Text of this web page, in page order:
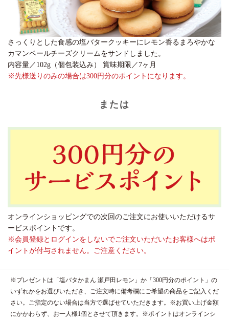
さっくりとした食感の塩バタークッキーにレモン香るまろやかな
カマンベールチーズクリームをサンドしました。
内容量／102g（個包装込み） 賞味期限／7ヶ月
※先様送りのみの場合は300円分のポイントになります。
または
オンラインショッピングでの次回のご注文にお使いいただけるサ
ービスポイントです。
※会員登録とログインをしないでご注文いただいたお客様へはポ
イントが付与されません。ご注意ください。
※プレゼントは「塩バタかまん 瀬戸田レモン」か「300円分のポイント」の
いずれかをお選びいただき、ご注文時に備考欄にご希望の商品をご記入くだ
さい。ご指定のない場合は当方で選ばせていただきます。※お買い上げ金額
にかかわらず、お一人様1個とさせて頂きます。※ポイントはオンラインシ